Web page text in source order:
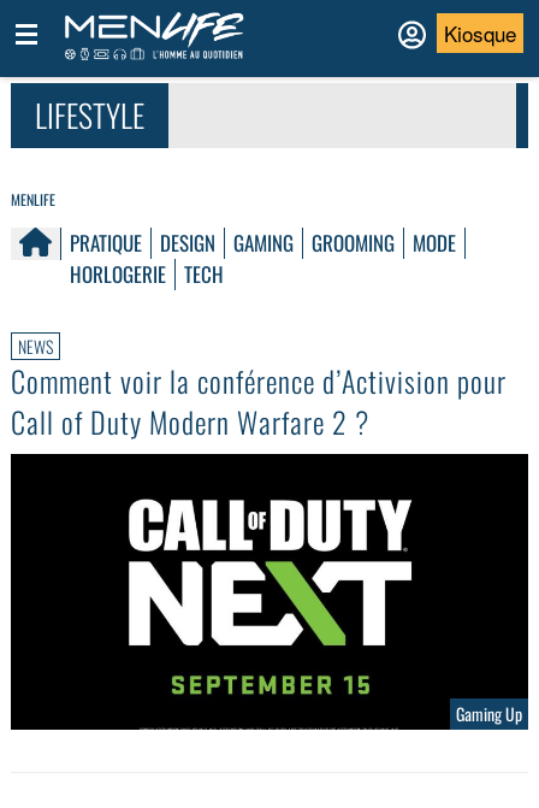
Kiosque
LIFESTYLE
MENLIFE
PRATIQUE DESIGN GAMING GROOMING
MODE
HORLOGERIE
TECH
NEWS
Comment voir la conférence d’Activision pour
Call of Duty Modern Warfare 2 ?
Gaming Up